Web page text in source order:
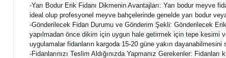
-Yarı Bodur Erik Fidanı Dikmenin Avantajları: Yarı bodur
ideal olup profesyonel meyve bahçelerinde genelde yarı bodur
-Gönderilecek Fidan Durumu ve Gönderim Şekli: Gönderilecek
yapılmadan önce dikim için uygun hale getirmek için tepe kesimi
uygulamalar fidanların kargoda 15-20 güne yakın dayanabilmesini
-Fidanlarınızı Teslim Aldığınızda Yapmanız Gerekenler: